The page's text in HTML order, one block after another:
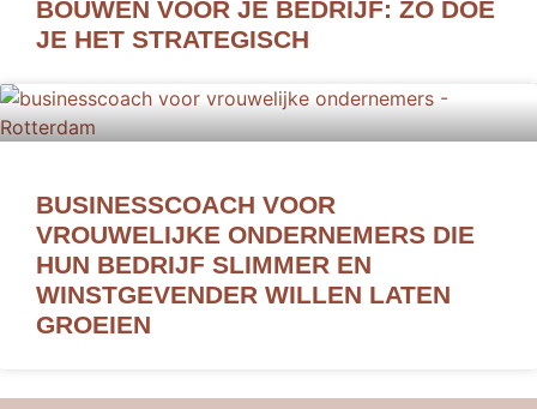
BOUWEN VOOR JE BEDRIJF: ZO DOE
JE HET STRATEGISCH
BUSINESSCOACH VOOR
VROUWELIJKE ONDERNEMERS DIE
HUN BEDRIJF SLIMMER EN
WINSTGEVENDER WILLEN LATEN
GROEIEN